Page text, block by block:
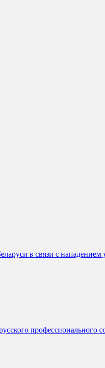
в связи с
профессионального